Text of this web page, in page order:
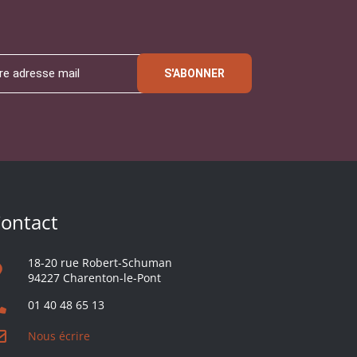
S'ABONNER
18-20 rue Robert-Schuman
94227 Charenton-le-Pont
01 40 48 65 13
Nous écrire